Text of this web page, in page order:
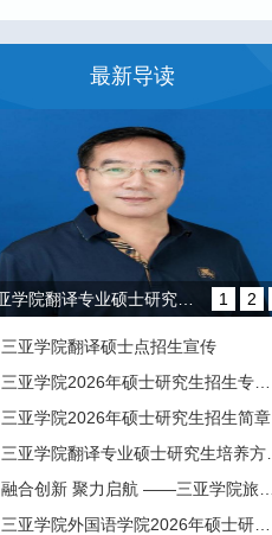
最新导读
1 2
三亚学院翻译硕士点招生宣传
三亚学院2026年硕士研究生招生专业目录及参考书目
三亚学院2026年硕士研究生招生简章
三亚学院翻译专业硕士研究生培养方向和导师团队介绍
融合创新 聚力启航 ——三亚学院旅游与大健康学院正式揭牌成立
三亚学院外国语学院2026年硕士研究生拟录取名单公示公告（一志愿）